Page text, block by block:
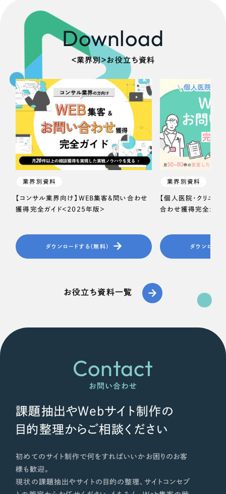
Download
＜業界別＞お役立ち資料
業界別資料
【コンサル業界向け】WEB集客＆問い合わせ
獲得完全ガイド＜2025年版＞
ダウンロードする（無料）
業界別資料
【個人医院・クリニッ
合わせ獲得完全ガイ
ダウンロード
お役立ち資料一覧
Contact
お問い合わせ
課題抽出やWebサイト制作の
目的整理からご相談ください
初めてのサイト制作で何をすればいいかお困りのお客
様も歓迎。
現状の課題抽出やサイトの目的の整理、サイトコンセプ